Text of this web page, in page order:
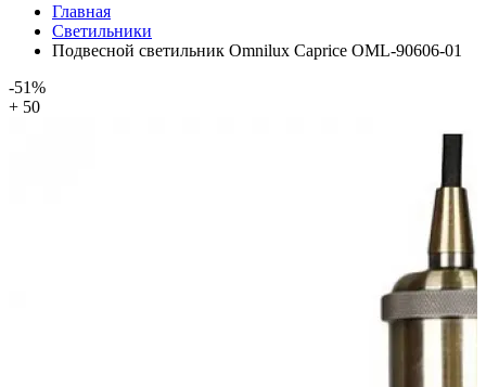
Главная
Светильники
Подвесной светильник Omnilux Caprice OML-90606-01
-51%
+ 50